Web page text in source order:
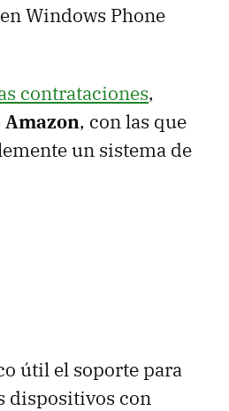
Windows Phone
contrataciones,
Amazon, con las que
un sistema de
útil el soporte para
dispositivos con